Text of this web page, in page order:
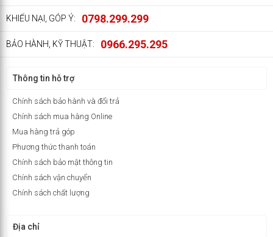
KHIẾU NẠI, GÓP Ý: 0798.299.299
BẢO HÀNH, KỸ THUẬT: 0966.295.295
Thông tin hỗ trợ
Chính sách bảo hành và đổi trả
Chính sách mua hàng Online
Mua hàng trả góp
Phương thức thanh toán
Chính sách bảo mật thông tin
Chính sách vận chuyển
Chính sách chất lượng
Địa chỉ